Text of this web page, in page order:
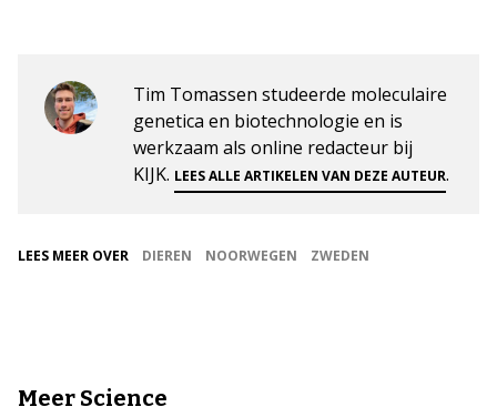
Tim Tomassen studeerde moleculaire
genetica en biotechnologie en is
werkzaam als online redacteur bij
KIJK. LEES ALLE ARTIKELEN VAN DEZE AUTEUR.
LEES MEER OVER DIEREN NOORWEGEN ZWEDEN
Meer Science